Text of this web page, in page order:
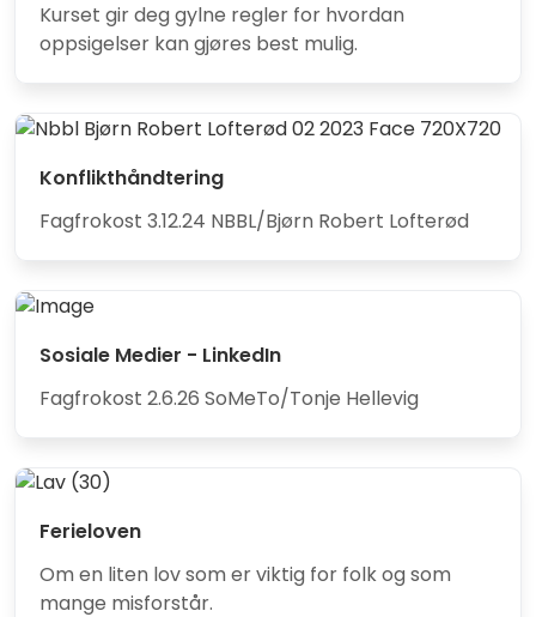
Kurset gir deg gylne regler for hvordan
oppsigelser kan gjøres best mulig.
Konflikthåndtering
Fagfrokost 3.12.24 NBBL/Bjørn Robert Lofterød
Sosiale Medier - LinkedIn
Fagfrokost 2.6.26 SoMeTo/Tonje Hellevig
Ferieloven
Om en liten lov som er viktig for folk og som
mange misforstår.